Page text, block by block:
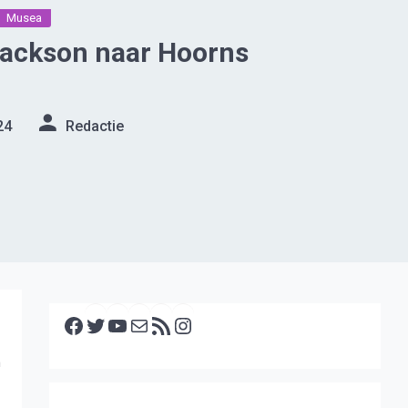
Musea
naar Hoorns
Redactie
Facebook Twitter YouTube E-mail RSS feed